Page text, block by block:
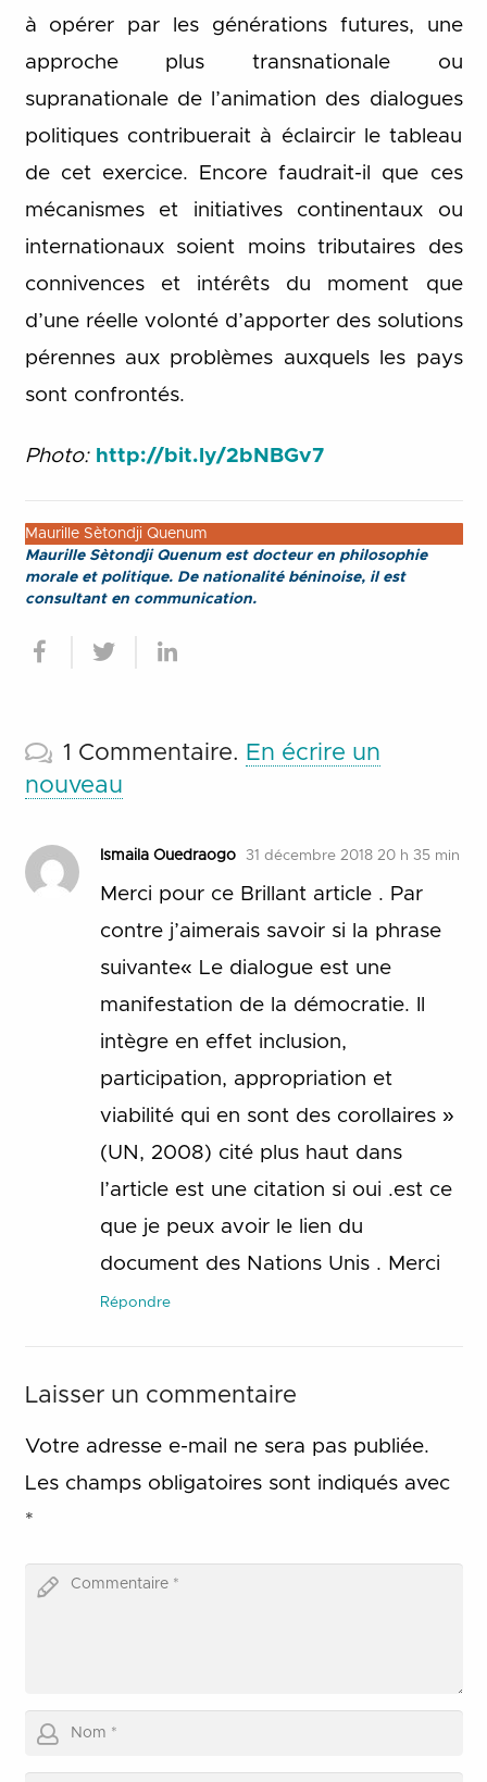
à opérer par les générations futures, une
approche plus transnationale ou
supranationale de l’animation des dialogues
politiques contribuerait à éclaircir le tableau
de cet exercice. Encore faudrait-il que ces
mécanismes et initiatives continentaux ou
internationaux soient moins tributaires des
connivences et intérêts du moment que
d’une réelle volonté d’apporter des solutions
pérennes aux problèmes auxquels les pays
sont confrontés.
Photo: http://bit.ly/2bNBGv7
Maurille Sètondji Quenum
Maurille Sètondji Quenum est docteur en philosophie
morale et politique. De nationalité béninoise, il est
consultant en communication.
1 Commentaire. En écrire un
nouveau
Ismaila Ouedraogo 31 décembre 2018 20 h 35 min
Merci pour ce Brillant article . Par
contre j’aimerais savoir si la phrase
suivante« Le dialogue est une
manifestation de la démocratie. Il
intègre en effet inclusion,
participation, appropriation et
viabilité qui en sont des corollaires »
(UN, 2008) cité plus haut dans
l’article est une citation si oui .est ce
que je peux avoir le lien du
document des Nations Unis . Merci
Répondre
Laisser un commentaire
Votre adresse e-mail ne sera pas publiée.
Les champs obligatoires sont indiqués avec
*